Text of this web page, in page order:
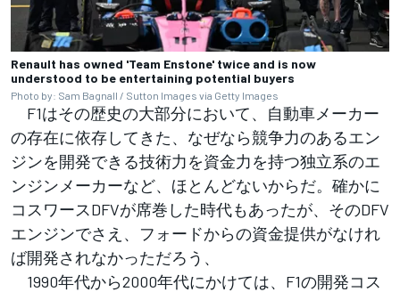
Renault has owned 'Team Enstone' twice and is now
understood to be entertaining potential buyers
Photo by: Sam Bagnall / Sutton Images via Getty Images
F1はその歴史の大部分において、自動車メーカー
の存在に依存してきた、なぜなら競争力のあるエン
ジンを開発できる技術力を資金力を持つ独立系のエ
ンジンメーカーなど、ほとんどないからだ。確かに
コスワースDFVが席巻した時代もあったが、そのDFV
エンジンでさえ、フォードからの資金提供がなけれ
ば開発されなかっただろう、
1990年代から2000年代にかけては、F1の開発コス